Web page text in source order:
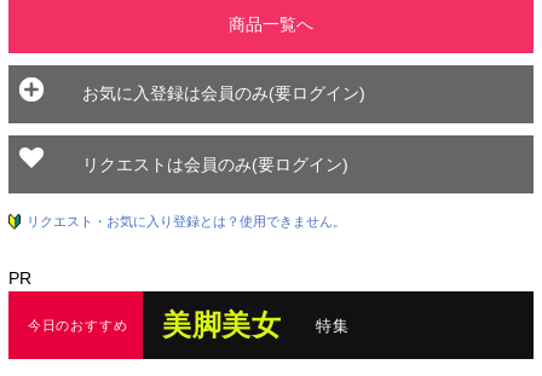
商品一覧へ
お気に入登録は会員のみ(要ログイン)
リクエストは会員のみ(要ログイン)
リクエスト・お気に入り登録とは？使用できません。
PR
今日のおすすめ 美脚美女 特集